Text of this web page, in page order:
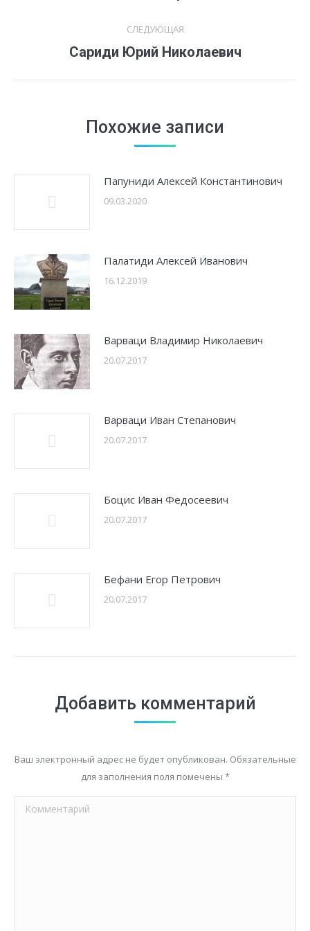
СЛЕДУЮЩАЯ
Следующая
Сариди Юрий Николаевич
Похожие записи
Папуниди Алексей Константинович
09.03.2020
Палатиди Алексей Иванович
16.12.2019
Варваци Владимир Николаевич
20.07.2017
Варваци Иван Степанович
20.07.2017
Боцис Иван Федосеевич
20.07.2017
Бефани Егор Петрович
20.07.2017
Добавить комментарий
Ваш электронный адрес не будет опубликован. Обязательные
для заполнения поля помечены *
Комментарий